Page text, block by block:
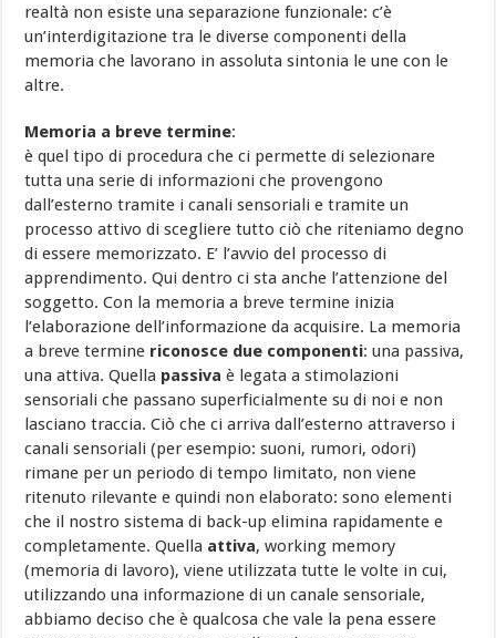
realtà non esiste una separazione funzionale: c’è
un’interdigitazione tra le diverse componenti della
memoria che lavorano in assoluta sintonia le une con le
altre.
Memoria a breve termine:
è quel tipo di procedura che ci permette di selezionare
tutta una serie di informazioni che provengono
dall’esterno tramite i canali sensoriali e tramite un
processo attivo di scegliere tutto ciò che riteniamo degno
di essere memorizzato. E’ l’avvio del processo di
apprendimento. Qui dentro ci sta anche l’attenzione del
soggetto. Con la memoria a breve termine inizia
l’elaborazione dell’informazione da acquisire. La memoria
a breve termine riconosce due componenti: una passiva,
una attiva. Quella passiva è legata a stimolazioni
sensoriali che passano superficialmente su di noi e non
lasciano traccia. Ciò che ci arriva dall’esterno attraverso i
canali sensoriali (per esempio: suoni, rumori, odori)
rimane per un periodo di tempo limitato, non viene
ritenuto rilevante e quindi non elaborato: sono elementi
che il nostro sistema di back-up elimina rapidamente e
completamente. Quella attiva, working memory
(memoria di lavoro), viene utilizzata tutte le volte in cui,
utilizzando una informazione di un canale sensoriale,
abbiamo deciso che è qualcosa che vale la pena essere